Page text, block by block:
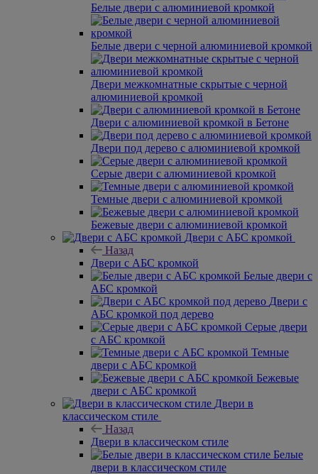
Белые двери с алюминиевой кромкой
Белые двери с черной алюминиевой кромкой
Двери межкомнатные скрытые с черной
алюминиевой кромкой
Двери с алюминиевой кромкой в Бетоне
Двери под дерево с алюминиевой кромкой
Серые двери с алюминиевой кромкой
Темные двери с алюминиевой кромкой
Бежевые двери с алюминиевой кромкой
Двери с АБС кромкой
Назад
Двери с АБС кромкой
Белые двери с
АБС кромкой
Двери с
АБС кромкой под дерево
Серые двери
с АБС кромкой
Темные
двери с АБС кромкой
Бежевые
двери с АБС кромкой
Двери в
классическом стиле
Назад
Двери в классическом стиле
Белые
двери в классическом стиле